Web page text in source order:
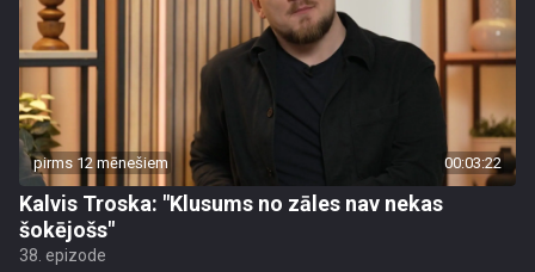
pirms 12 mēnešiem 00:03:22
Kalvis Troska: "Klusums no zāles nav nekas
šokējošs"
38. epizode